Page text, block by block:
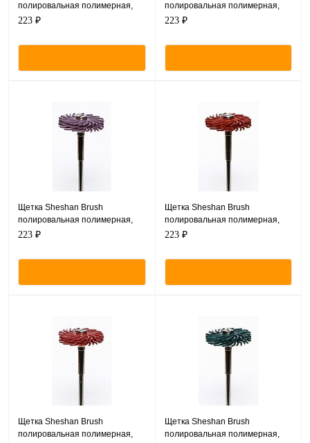
полировальная полимерная,
набор 3 диска CX2214-20
M02S (1шт).
223 ₽
полировальная полимерная,
набор 3 диска CX2213-20
M02S (1шт).
223 ₽
Щетка Sheshan Brush
полировальная полимерная,
набор 3 диска CX2212-20
дискодержатель M02S (1шт).
223 ₽
Щетка Sheshan Brush
полировальная полимерная,
набор 3 диска CX2210-20
M02S (1шт).
223 ₽
Щетка Sheshan Brush
полировальная полимерная,
Щетка Sheshan Brush
полировальная полимерная,